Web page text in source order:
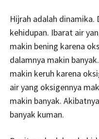
Hijrah adalah dinamika.
kehidupan. Ibarat air
makin bening karena
dalamnya makin
makin keruh karena
air yang oksigennya
makin banyak.
banyak kuman.